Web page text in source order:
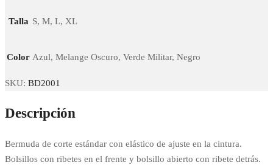
Talla S, M, L, XL
Color Azul, Melange Oscuro, Verde Militar, Negro
SKU: BD2001
Descripción
Bermuda de corte estándar con elástico de ajuste en la cintura.
Bolsillos con ribetes en el frente y bolsillo abierto con ribete detrás.